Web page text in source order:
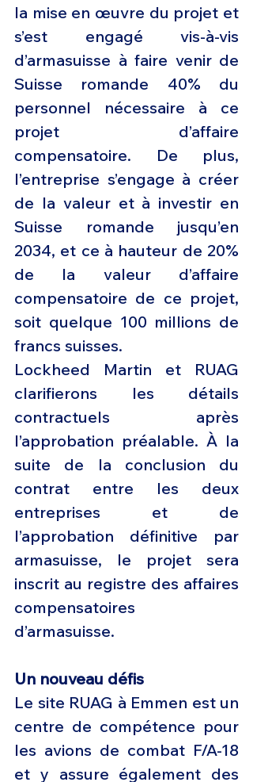
la mise en œuvre du projet et
s’est engagé vis-à-vis
d’armasuisse à faire venir de
Suisse romande 40% du
personnel nécessaire à ce
projet d’affaire
compensatoire. De plus,
l’entreprise s’engage à créer
de la valeur et à investir en
Suisse romande jusqu’en
2034, et ce à hauteur de 20%
de la valeur d’affaire
compensatoire de ce projet,
soit quelque 100 millions de
francs suisses.
Lockheed Martin et RUAG
clarifierons les détails
contractuels après
l’approbation préalable. À la
suite de la conclusion du
contrat entre les deux
entreprises et de
l’approbation définitive par
armasuisse, le projet sera
inscrit au registre des affaires
compensatoires
d’armasuisse.
Un nouveau défis
Le site RUAG à Emmen est un
centre de compétence pour
les avions de combat F/A-18
et y assure également des